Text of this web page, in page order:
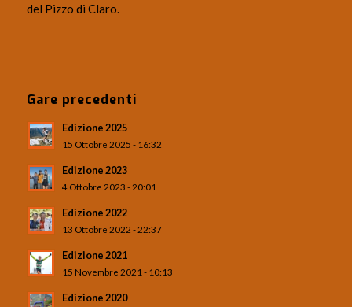
del Pizzo di Claro.
Gare precedenti
Edizione 2025
15 Ottobre 2025 - 16:32
Edizione 2023
4 Ottobre 2023 - 20:01
Edizione 2022
13 Ottobre 2022 - 22:37
Edizione 2021
15 Novembre 2021 - 10:13
Edizione 2020